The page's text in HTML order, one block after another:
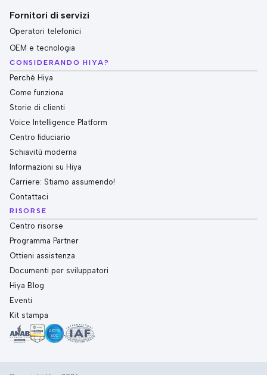
Fornitori di servizi
Operatori telefonici
OEM e tecnologia
CONSIDERANDO HIYA?
Perché Hiya
Come funziona
Storie di clienti
Voice Intelligence Platform
Centro fiduciario
Schiavitù moderna
Informazioni su Hiya
Carriere: Stiamo assumendo!
Contattaci
RISORSE
Centro risorse
Programma Partner
Ottieni assistenza
Documenti per sviluppatori
Hiya Blog
Eventi
Kit stampa